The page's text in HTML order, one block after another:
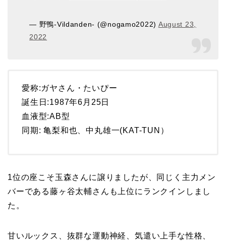
— 野鴨-Vildanden- (@nogamo2022) August 23,
2022
愛称:ガヤさん・たいぴー
誕生日:1987年6月25日
血液型:AB型
同期: 亀梨和也、中丸雄一(KAT-TUN）
1位の座こそ玉森さんに譲りましたが、同じく主力メン
バーである藤ヶ谷太輔さんも上位にランクインしまし
た。
甘いルックス、抜群な運動神経、気遣い上手な性格、